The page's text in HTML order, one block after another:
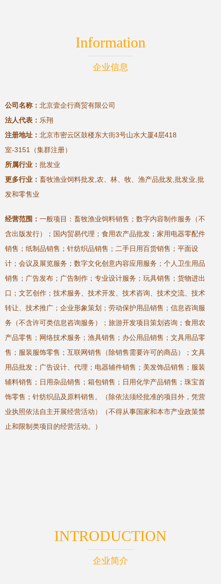
Information
企业信息
公司名称： 北京壹企行商贸有限公司
法人代表： 乐翔
注册地址： 北京市密云区鼓楼东大街3号山水大厦4层418
室-3151（集群注册）
所属行业： 批发业
更多行业： 畜牧渔业饲料批发,农、林、牧、渔产品批发,批发业,批
发和零售业
经营范围： 一般项目：畜牧渔业饲料销售；数字内容制作服务（不
含出版发行）；国内贸易代理；食用农产品批发；家用电器零配件
销售；纸制品销售；针纺织品销售；二手日用百货销售；平面设
计；会议及展览服务；数字文化创意内容应用服务；个人卫生用品
销售；广告发布；广告制作；专业设计服务；玩具销售；货物进出
口；文艺创作；技术服务、技术开发、技术咨询、技术交流、技术
转让、技术推广；企业形象策划；劳动保护用品销售；信息咨询服
务（不含许可类信息咨询服务）；旅游开发项目策划咨询；食用农
产品零售；网络技术服务；渔具销售；办公用品销售；文具用品零
售；服装服饰零售；互联网销售（除销售需要许可的商品）；文具
用品批发；广告设计、代理；电器辅件销售；美发饰品销售；服装
辅料销售；日用杂品销售；箱包销售；日用化学产品销售；珠宝首
饰零售；针纺织品及原料销售。（除依法须经批准的项目外，凭营
业执照依法自主开展经营活动）（不得从事国家和本市产业政策禁
止和限制类项目的经营活动。）
INTRODUCTION
企业简介